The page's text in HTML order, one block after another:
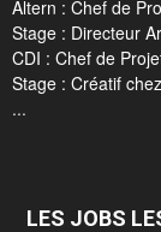
Altern : Chef de
Stage : Directeur
CDI : Chef de
Stage : Créatif
...
LES JOBS